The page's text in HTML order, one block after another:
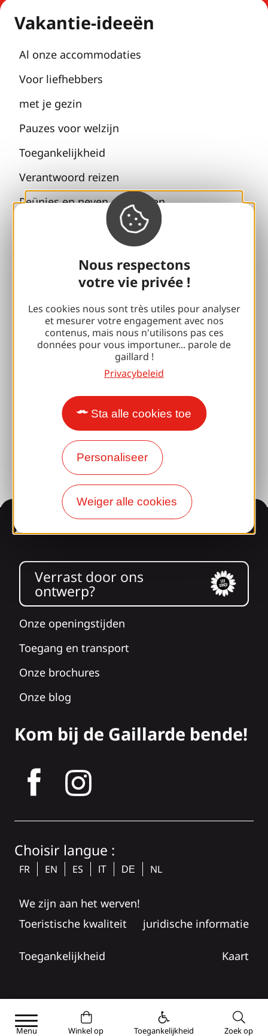
Nous respectons
votre vie privée !
Les cookies nous sont très utiles pour analyser
et mesurer votre engagement avec nos
contenus, mais nous n'utilisons pas ces
données pour vous importuner... parole de
gaillard !
Privacybeleid
Sta alle cookies toe
Personaliseer
Weiger alle cookies
Vakantie-ideeën
Al onze accommodaties
Voor liefhebbers
met je gezin
Pauzes voor welzijn
Toegankelijkheid
Verantwoord reizen
Reünies en neven en nichten
Espace Pro
Groepen
Sport pauzes
100% Gaillard Club
Brive 100% Evenement
Fotobibliotheek
Informatie
Verrast door ons
ontwerp?
Onze openingstijden
Toegang en transport
Onze brochures
Onze blog
Kom bij de Gaillarde bende!
Choisir langue :
FR EN ES IT DE NL
We zijn aan het werven!
Toeristische kwaliteit
juridische informatie
Toegankelijkheid Kaart
Menu Winkel op Toegankelijkheid Zoek op